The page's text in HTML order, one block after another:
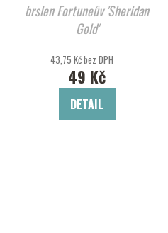
brslen Fortuneův 'Sheridan
Gold'
43,75 Kč bez DPH
49 Kč
DETAIL